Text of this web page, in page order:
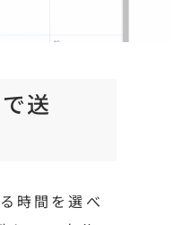
送
時間を選べ